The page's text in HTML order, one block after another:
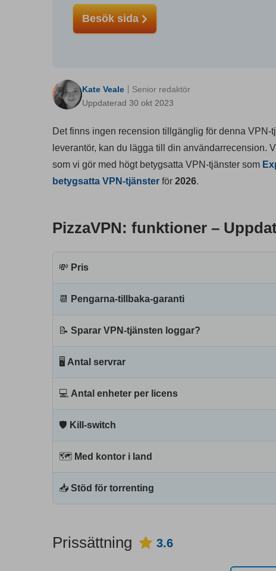
Besök sida
Kate Veale
Uppdaterad 30 okt 2023
Senior redaktör
Det finns ingen recension tillgänglig för denna
leverantör, kan du lägga till din användarrecension.
som vi gör med högt betygsatta VPN-tjänster som
betygsatta VPN-tjänster för 2026.
PizzaVPN: funktioner –
💸 Pris
📆 Pengarna-tillbaka-garanti
📝 Sparar VPN-tjänsten loggar?
🖥 Antal servrar
💻 Antal enheter per licens
🛡 Kill-switch
🗺 Med kontor i land
📥 Stöd för torrenting
Prissättning 3.6